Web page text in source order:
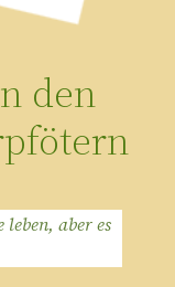
den
aber es